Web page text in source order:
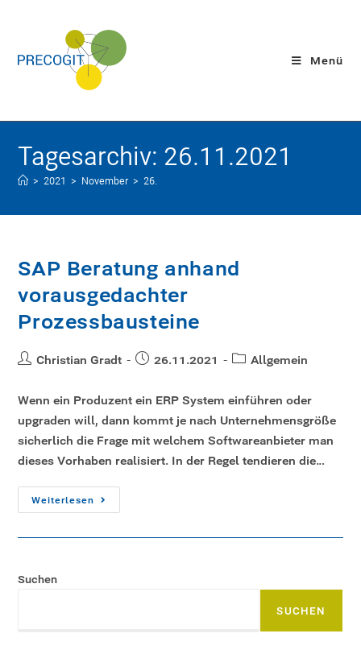
Menü
Tagesarchiv: 26.11.2021
> 2021 > November > 26.
SAP Beratung anhand
vorausgedachter
Prozessbausteine
Christian Gradt 26.11.2021 Allgemein
Wenn ein Produzent ein ERP System einführen oder
upgraden will, dann kommt je nach Unternehmensgröße
sicherlich die Frage mit welchem Softwareanbieter man
dieses Vorhaben realisiert. In der Regel tendieren die…
Weiterlesen
Suchen
SUCHEN